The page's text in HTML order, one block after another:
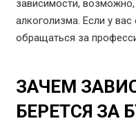
зависимости,
алкоголизма. Если у вас
обращаться за
ЗАЧЕМ
БЕРЕТСЯ ЗА